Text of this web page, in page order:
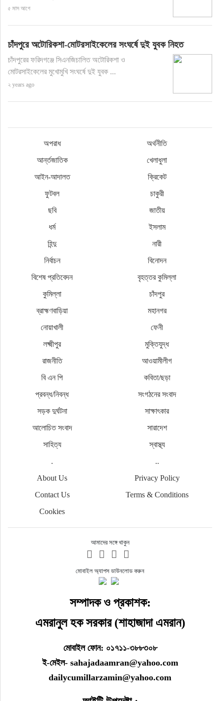
৫ মাস আগে
চাঁদপুরে অটোরিকশা-মোটরসাইকেলের সংঘর্ষে দুই যুবক নিহত
চাঁদপুরের ফরিদগঞ্জে সিএনজিচালিত অটোরিকশা ও
মোটরসাইকেলের মুখোমুখি সংঘর্ষে দুই যুবক ...
২ years ago
অপরাধ
অর্থনীতি
আর্ন্তজাতিক
খেলাধুলা
আইন-আদালত
ক্রিকেট
ফুটবল
চাকুরী
ছবি
জাতীয়
ধর্ম
ইসলাম
হিন্দু
নারী
নির্বাচন
বিনোদন
বিশেষ প্রতিবেদন
বৃহত্তর কুমিল্লা
কুমিল্লা
চাঁদপুর
ব্রাহ্মণবাড়িয়া
মহানগর
নোয়াখালী
ফেনী
লক্ষ্মীপুর
মুক্তিযুদ্ধ
রাজনীতি
আওয়ামীলীগ
বি এন পি
কবিতা/ছড়া
প্রবন্ধ/নিবন্ধ
সংগঠনের সংবাদ
সড়ক দুর্ঘটনা
সাক্ষাৎকার
আলোচিত সংবাদ
সারাদেশ
সাহিত্য
স্বাস্থ্য
.
..
About Us
Privacy Policy
Contact Us
Terms & Conditions
Cookies
আমাদের সঙ্গে থাকুন
মোবাইল অ্যাপস ডাউনলোড করুন
সম্পাদক ও প্রকাশক:
এমরানুল হক সরকার (শাহাজাদা এমরান)
মোবাইল ফোন: ০১৭১১-৩৮৮৩০৮
ই-মেইল- sahajadaamran@yahoo.com
dailycumillarzamin@yahoo.com